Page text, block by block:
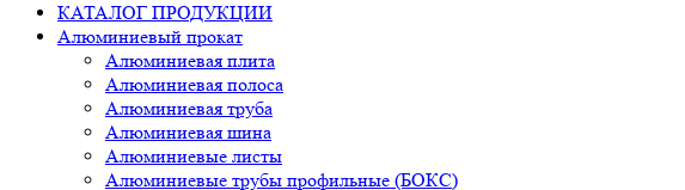
КАТАЛОГ ПРОДУКЦИИ
Алюминиевый прокат
Алюминиевая плита
Алюминиевая полоса
Алюминиевая труба
Алюминиевая шина
Алюминиевые листы
Алюминиевые трубы профильные (БОКС)